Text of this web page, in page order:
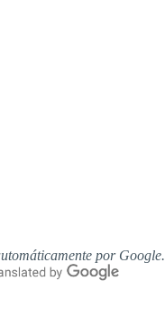
por Google.